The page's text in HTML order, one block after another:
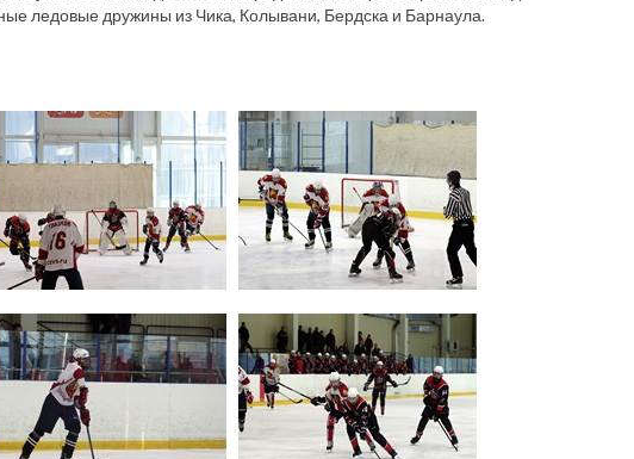
ледовые дружины из Чика, Колывани, Бердска и Барнаула.